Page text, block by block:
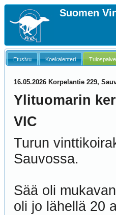
Suomen
Etusivu Koekalenteri
16.05.2026 Korpelantie 229,
Ylituomarin
VIC
Turun
Sauvossa.
Sää oli
oli jo lähellä 20